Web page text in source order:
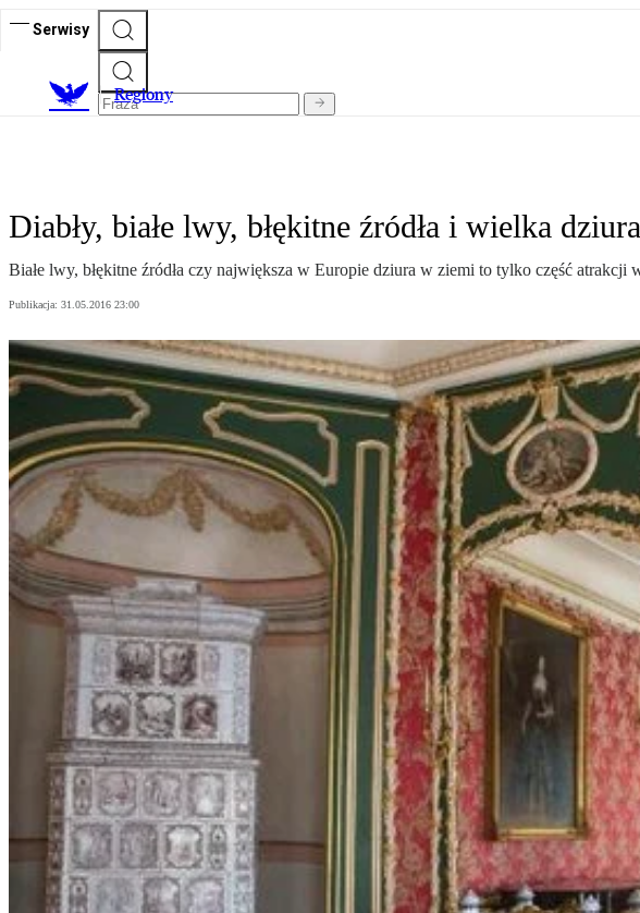
Serwisy
Regiony
Diabły, białe lwy, błękitne źródła i wielka dziura
Białe lwy, błękitne źródła czy największa w Europie dziura w ziemi to tylko część
Publikacja: 31.05.2016 23:00